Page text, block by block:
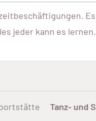
jeder kann es
Tanz- und